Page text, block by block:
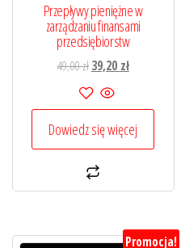
Przepływy pieniężne w
zarządzaniu finansami
przedsiębiorstw
49,00złPierwotna
cena
wynosiła:
49,00 zł.
39,20 złAktualna
39,20 zł.
Dowiedz się więcej
Promocja!